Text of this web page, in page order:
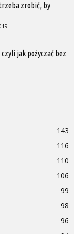
zrobić, by
jak pożyczać bez
143
116
110
106
99
98
96